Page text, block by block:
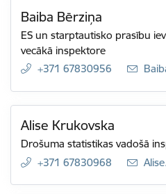
Baiba Bērziņa
ES un starptautisko prasību
vecākā inspektore
+371 67830956
E-
Alise Krukovska
Drošuma statistikas vadošā
+371 67830968
E-